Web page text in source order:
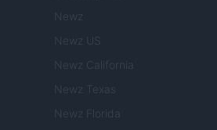
Newz
Newz US
Newz California
Newz Texas
Newz Florida